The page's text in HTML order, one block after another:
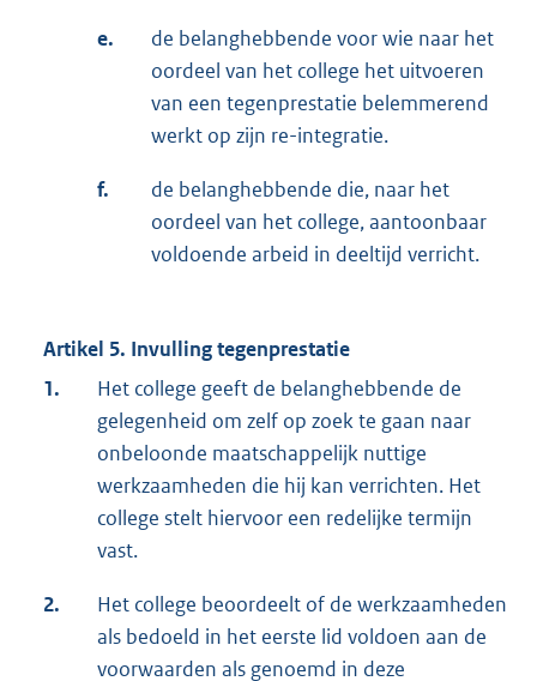
e.
de belanghebbende voor wie naar het
oordeel van het college het uitvoeren
van een tegenprestatie belemmerend
werkt op zijn re-integratie.
f.
de belanghebbende die, naar het
oordeel van het college, aantoonbaar
voldoende arbeid in deeltijd verricht.
Artikel 5. Invulling tegenprestatie
1.
Het college geeft de belanghebbende de
gelegenheid om zelf op zoek te gaan naar
onbeloonde maatschappelijk nuttige
werkzaamheden die hij kan verrichten. Het
college stelt hiervoor een redelijke termijn
vast.
2.
Het college beoordeelt of de werkzaamheden
als bedoeld in het eerste lid voldoen aan de
voorwaarden als genoemd in deze